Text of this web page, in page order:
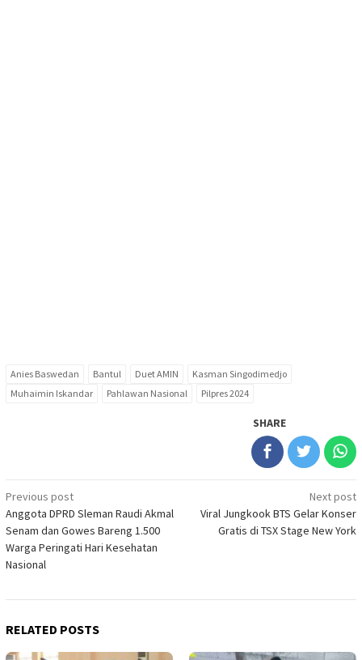
Anies Baswedan Bantul Duet AMIN
Kasman Singodimedjo
Muhaimin Iskandar
Pahlawan Nasional Pilpres 2024
SHARE
Post
navigation
Previous post
Anggota DPRD Sleman Raudi Akmal
Senam dan Gowes Bareng 1.500
Warga Peringati Hari Kesehatan
Nasional
Next post
Viral Jungkook BTS Gelar Konser
Gratis di TSX Stage New York
RELATED POSTS